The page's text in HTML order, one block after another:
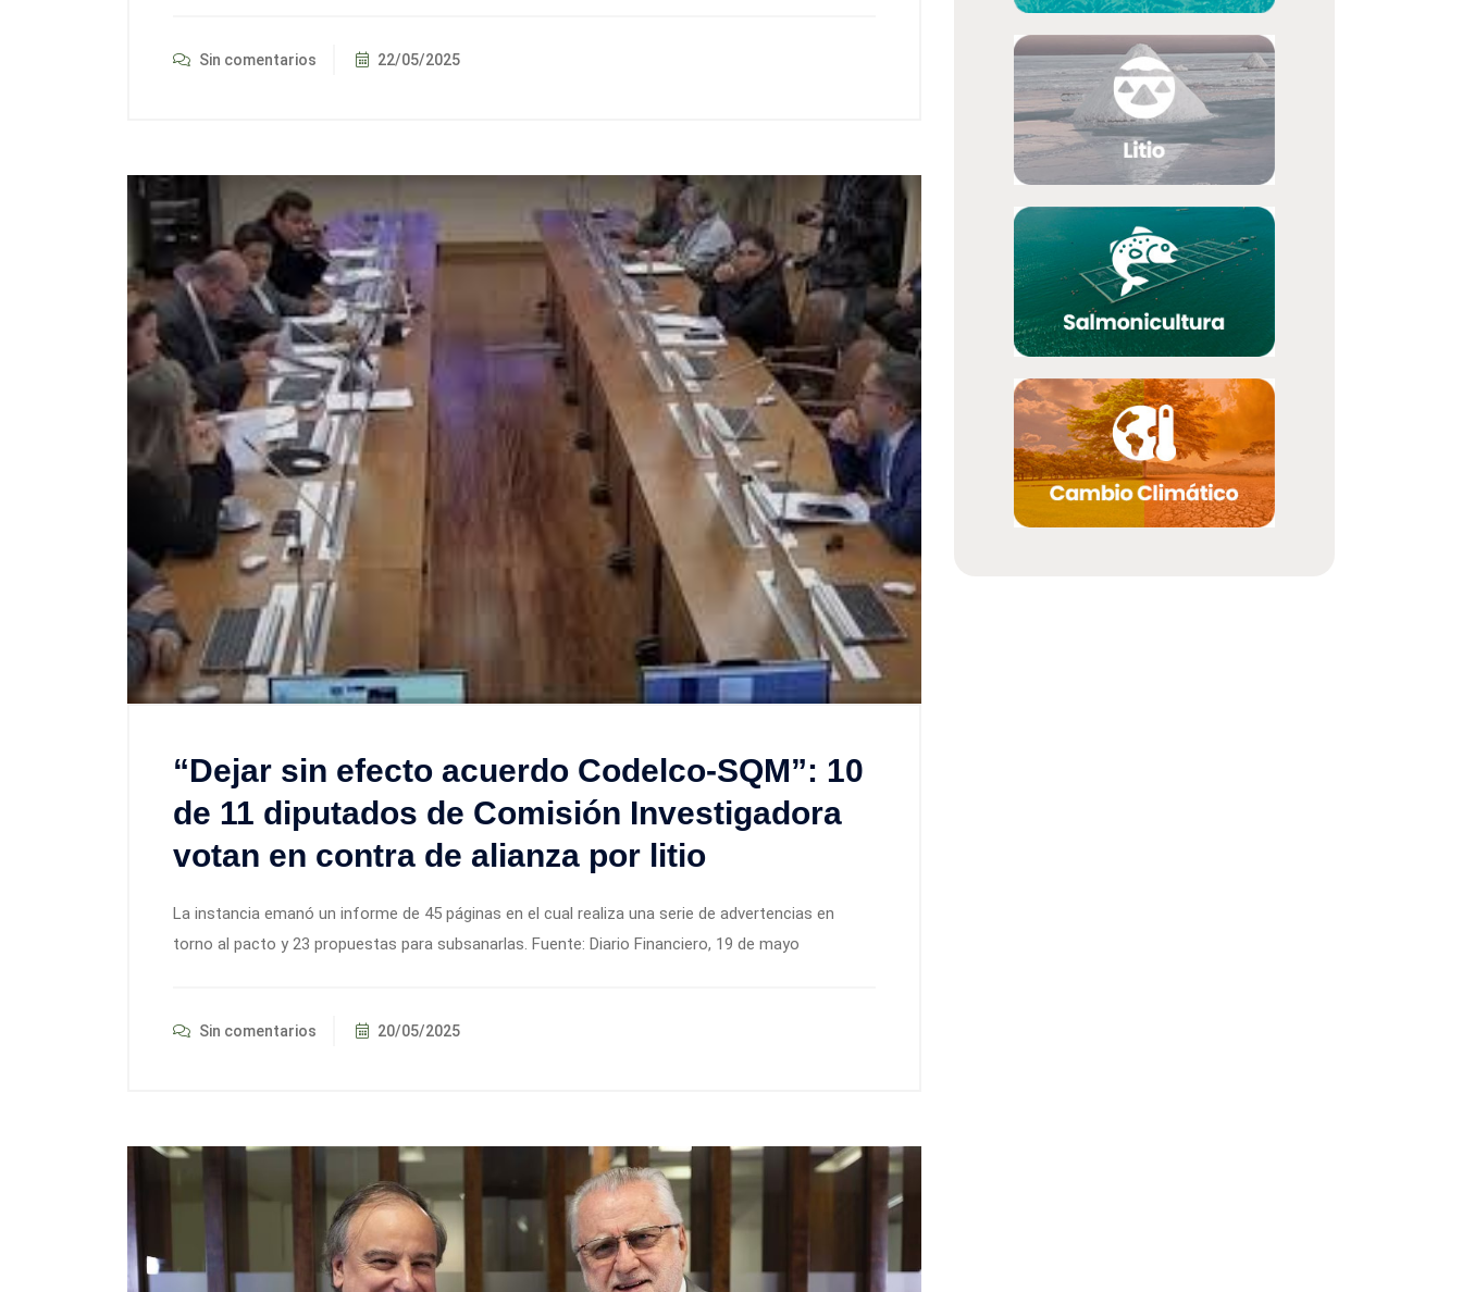
Sin comentarios 22/05/2025
“Dejar sin efecto acuerdo Codelco-SQM”: 10
de 11 diputados de Comisión Investigadora
votan en contra de alianza por litio
La instancia emanó un informe de 45 páginas en el cual realiza una serie de advertencias en
torno al pacto y 23 propuestas para subsanarlas. Fuente: Diario Financiero, 19 de mayo
Sin comentarios 20/05/2025